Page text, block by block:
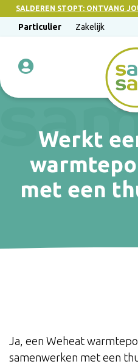
SALDEREN STOPT: ONTVANG
Particulier Zakelijk
Werkt
met een
Ja, een Weheat
samenwerken met een